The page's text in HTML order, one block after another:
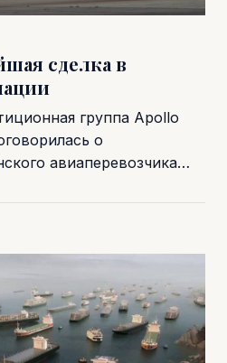
сделка в
группа Apollo
о
авиаперевозчика…